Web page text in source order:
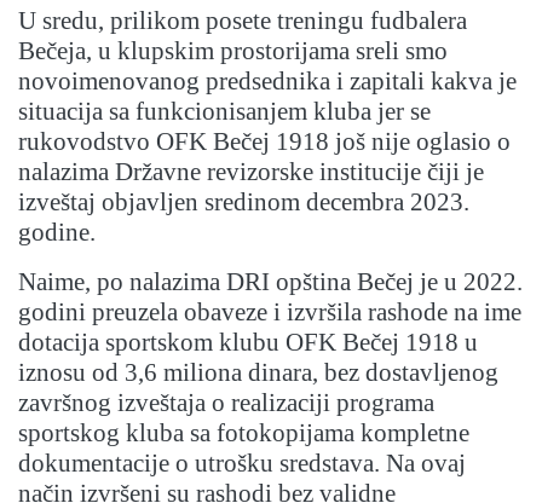
U sredu, prilikom posete treningu fudbalera
Bečeja, u klupskim prostorijama sreli smo
novoimenovanog predsednika i zapitali kakva je
situacija sa funkcionisanjem kluba jer se
rukovodstvo OFK Bečej 1918 još nije oglasio o
nalazima Državne revizorske institucije čiji je
izveštaj objavljen sredinom decembra 2023.
godine.
Naime, po nalazima DRI opština Bečej je u 2022.
godini preuzela obaveze i izvršila rashode na ime
dotacija sportskom klubu OFK Bečej 1918 u
iznosu od 3,6 miliona dinara, bez dostavljenog
završnog izveštaja o realizaciji programa
sportskog kluba sa fotokopijama kompletne
dokumentacije o utrošku sredstava. Na ovaj
način izvršeni su rashodi bez validne